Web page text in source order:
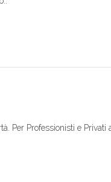
Per Professionisti e